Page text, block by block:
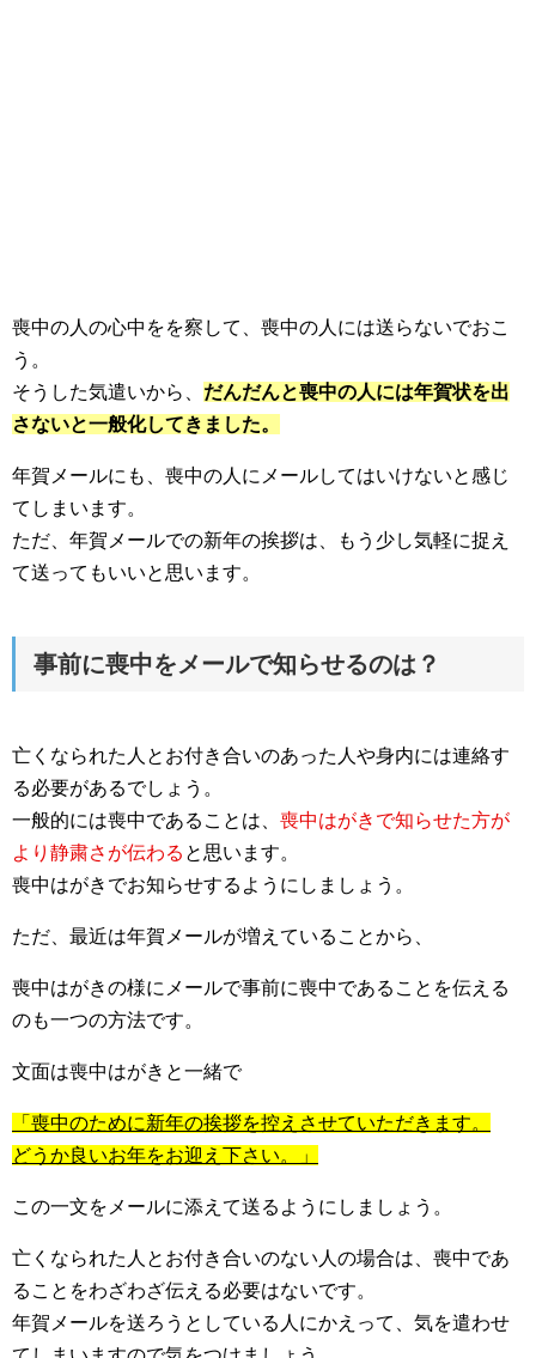
喪中の人の心中をを察して、喪中の人には送らないでおこ
う。
そうした気遣いから、 だんだんと喪中の人には年賀状を出
さないと一般化してきました。
年賀メールにも、喪中の人にメールしてはいけないと感じ
てしまいます。
ただ、年賀メールでの新年の挨拶は、もう少し気軽に捉え
て送ってもいいと思います。
事前に喪中をメールで知らせるのは？
亡くなられた人とお付き合いのあった人や身内には連絡す
る必要があるでしょう。
一般的には喪中であることは、 喪中はがきで知らせた方が
より静粛さが伝わる と思います。
喪中はがきでお知らせするようにしましょう。
ただ、最近は年賀メールが増えていることから、
喪中はがきの様にメールで事前に喪中であることを伝える
のも一つの方法です。
文面は喪中はがきと一緒で
「喪中のために新年の挨拶を控えさせていただきます。
どうか良いお年をお迎え下さい。」
この一文をメールに添えて送るようにしましょう。
亡くなられた人とお付き合いのない人の場合は、喪中であ
ることをわざわざ伝える必要はないです。
年賀メールを送ろうとしている人にかえって、気を遣わせ